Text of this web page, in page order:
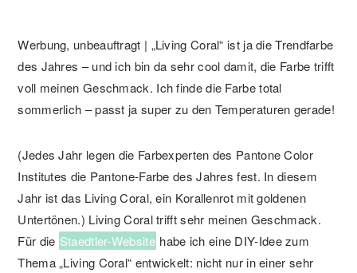
Werbung, unbeauftragt | „Living Coral“ ist ja die Trendfarbe
des Jahres – und ich bin da sehr cool damit, die Farbe trifft
voll meinen Geschmack. Ich finde die Farbe total
sommerlich – passt ja super zu den Temperaturen gerade!
(Jedes Jahr legen die Farbexperten des Pantone Color
Institutes die Pantone-Farbe des Jahres fest. In diesem
Jahr ist das Living Coral, ein Korallenrot mit goldenen
Untertönen.) Living Coral trifft sehr meinen Geschmack.
Für die Staedtler-Website habe ich eine DIY-Idee zum
Thema „Living Coral“ entwickelt: nicht nur in einer sehr